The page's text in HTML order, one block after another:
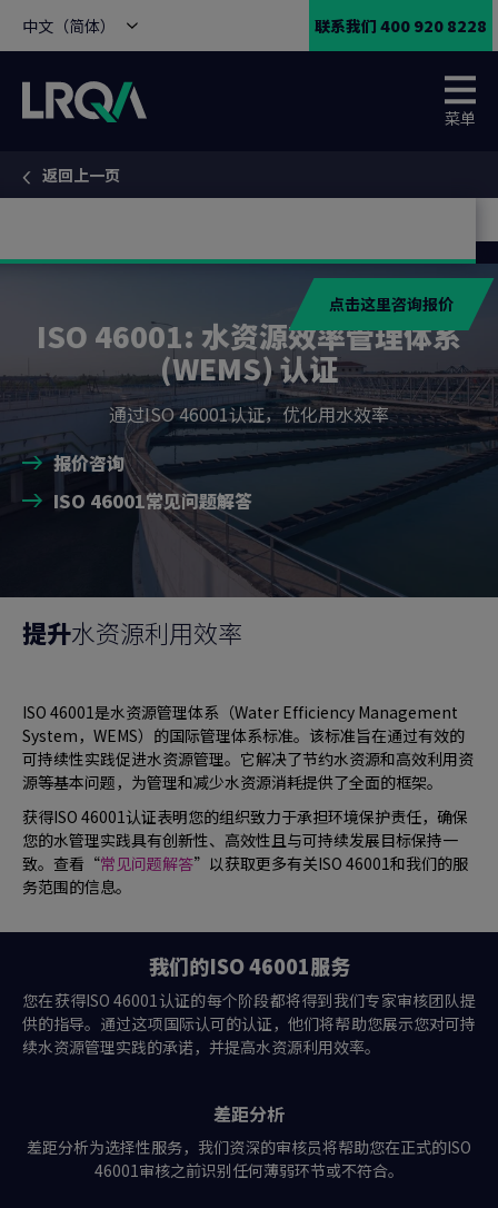
中文（简体） 联系我们 400 920 8228
菜单
You are here:
返回上一页
点击这里咨询报价
ISO 46001: 水资源效率管理体系
(WEMS) 认证
通过ISO 46001认证，优化用水效率
报价咨询
ISO 46001常见问题解答
提升水资源利用效率
ISO 46001是水资源管理体系（Water Efficiency Management
System，WEMS）的国际管理体系标准。该标准旨在通过有效的
可持续性实践促进水资源管理。它解决了节约水资源和高效利用资
源等基本问题，为管理和减少水资源消耗提供了全面的框架。
获得ISO 46001认证表明您的组织致力于承担环境保护责任，确保
您的水管理实践具有创新性、高效性且与可持续发展目标保持一
致。查看“常见问题解答”以获取更多有关ISO 46001和我们的服
务范围的信息。
我们的ISO 46001服务
您在获得ISO 46001认证的每个阶段都将得到我们专家审核团队提
供的指导。通过这项国际认可的认证，他们将帮助您展示您对可持
续水资源管理实践的承诺，并提高水资源利用效率。
差距分析
差距分析为选择性服务，我们资深的审核员将帮助您在正式的ISO
46001审核之前识别任何薄弱环节或不符合。